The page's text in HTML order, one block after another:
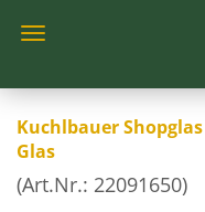
Kuchlbauer
Glas
(Art.Nr.: 22091650)